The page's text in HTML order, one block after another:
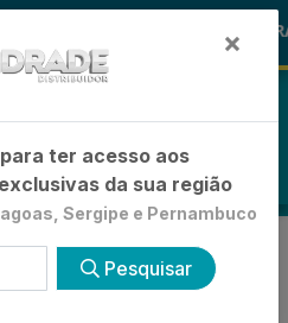
🪞
×
ter acesso aos
da sua região
Sergipe e Pernambuco
Pesquisar